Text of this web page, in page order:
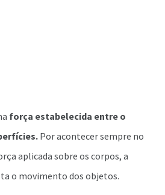
força estabelecida entre o
Por acontecer sempre no
aplicada sobre os corpos, a
o movimento dos objetos.